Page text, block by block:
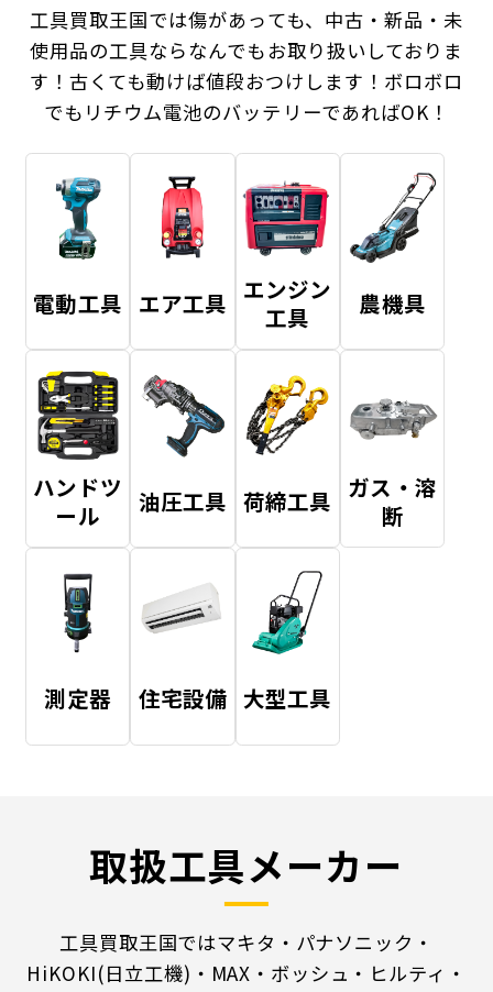
工具買取王国では傷があっても、中古・新品・未
使用品の工具ならなんでもお取り扱いしておりま
す！ 古くても動けば値段おつけします！ボロボロ
でもリチウム電池のバッテリーであればOK！
電動工具 エア工具 エンジン
工具
農機具
ハンドツ
ール
油圧工具 荷締工具
ガス・溶
断
測定器 住宅設備 大型工具
取扱工具メーカー
工具買取王国ではマキタ・パナソニック・
HiKOKI(日立工機)・MAX・ボッシュ・ヒルティ・